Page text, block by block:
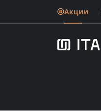
Акции